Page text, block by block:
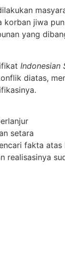
korban jiwa
yang
Indonesian
diatas,
setara
fakta
realisasinya